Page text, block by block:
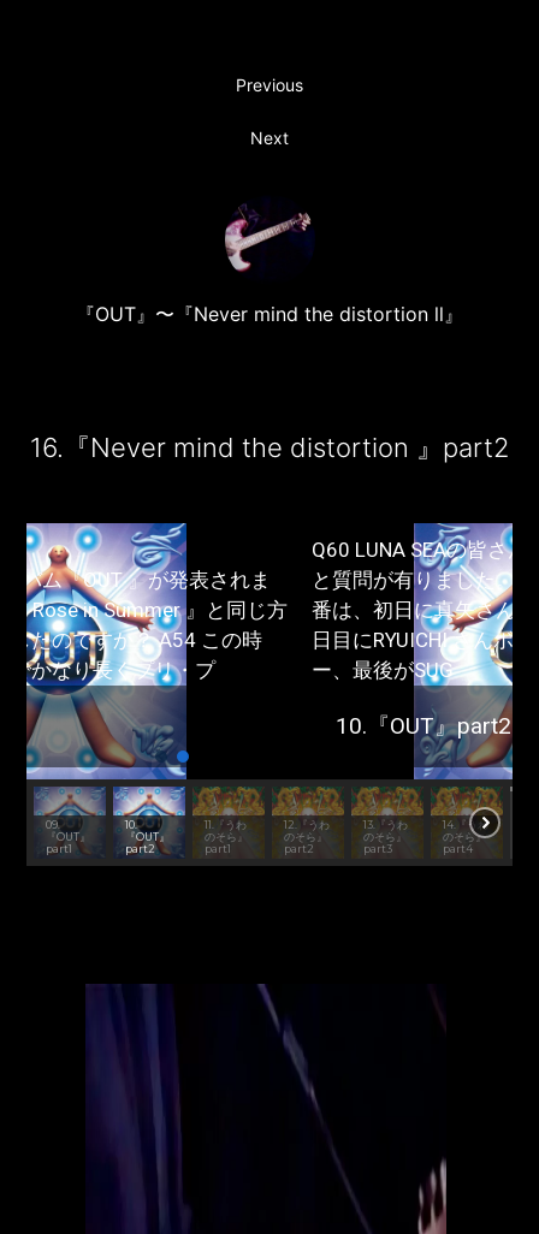
Previous
Next
『OUT』〜『Never mind the distortion ll』
16.『Never mind the distortion 』part2
Q60 LUNA SEAの皆さんの登場順を教えてほしい
と質問が有りました。 A60 レコーディングした順
番は、初日に真矢さんドラム、Jさんベース、二
日目にRYUICHI さんボーカル、INORANさんギタ
ー、最後がSUG
10.『OUT』part2
09.
『OUT』
part1
10.
『OUT』
part2
11.『うわ
のそら』
part1
12.『うわ
のそら』
part2
13.『うわ
のそら』
part3
14.『うわ
のそら』
part4